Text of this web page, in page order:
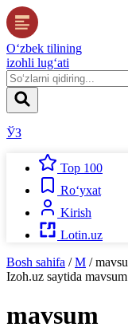
O‘zbek tilining
izohli lug‘ati
ЎЗ
Top 100
Ro‘yxat
Kirish
Lotin.uz
Bosh sahifa / M /
Izoh.uz saytida mavsum
mavsum